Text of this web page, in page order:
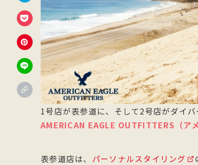
1号店が表参道に、そして2号店がダイ
AMERICAN EAGLE OUTFITTERS（ア
表参道店は、 パーソナルスタイリング